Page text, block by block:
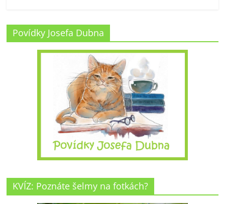
Povídky Josefa Dubna
KVÍZ: Poznáte šelmy na fotkách?